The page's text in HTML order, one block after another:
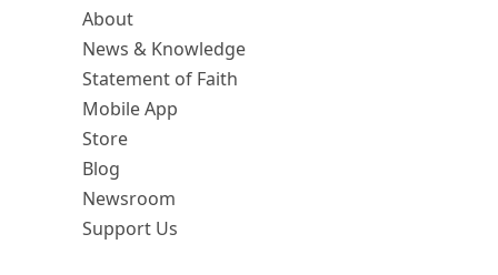
About
News & Knowledge
Statement of Faith
Mobile App
Store
Blog
Newsroom
Support Us